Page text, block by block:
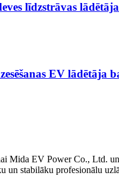
līdzstrāvas
EV lādētāja
Mida EV Power Co., Ltd.
stabilāku profesionālu